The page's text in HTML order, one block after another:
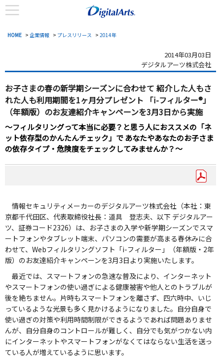
HOME > 企業情報 > プレスリリース > 2014年
2014年03月03日
デジタルアーツ株式会社
お子さまの春の新学期シーズンに合わせて 紹介した人もさ
れた人も利用期間を1ヶ月分プレゼント 「i-フィルター®」
（年額版）のお友達紹介キャンペーンを3月3日から実施
～フィルタリングって本当に必要？と思う人におススメの「ネ
ット依存型のかんたんチェック」であなたやあなたのお子さま
の依存タイプ・危険度をチェックしてみませんか？～
情報セキュリティメーカーのデジタルアーツ株式会社（本社：東
京都千代田区、代表取締役社長：道具 登志夫、以下 デジタルアー
ツ、証券コード2326）は、お子さまの入学や新学期シーズンでスマ
ートフォンやタブレット端末、パソコンの需要が高まる春休みに合
わせて、Webフィルタリングソフト「i-フィルター」（年額版・2年
版）のお友達紹介キャンペーンを3月3日より実施いたします。
最近では、スマートフォンの急速な普及により、インターネット
やスマートフォンの使い過ぎによる健康被害や他人とのトラブルが
後を絶ちません。片時もスマートフォンを離さず、四六時中、いじ
っているような光景も多く見かけるようになりました。自分自身で
使い過ぎの対策や利用時間制限ができるようであれば問題ありませ
んが、自分自身のコントロールが難しく、自分でも気がつかない内
にインターネットやスマートフォンがなくてはならない生活を送っ
ている人が増えているように思います。